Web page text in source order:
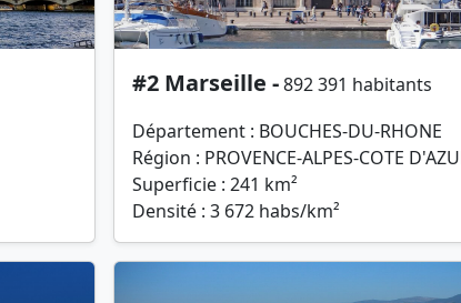
#2 Marseille -892 391 habitants
Département : BOUCHES-DU-RHONE
Région : PROVENCE-ALPES-COTE
Superficie : 241 km²
Densité : 3 672 habs/km²